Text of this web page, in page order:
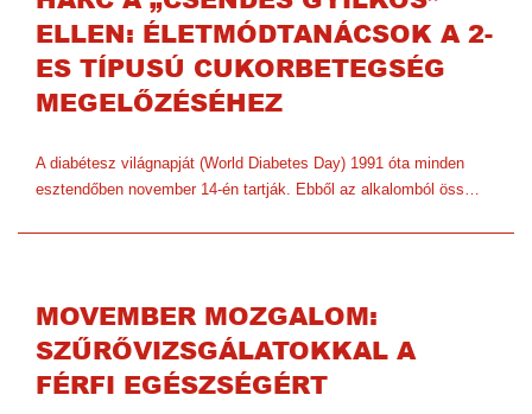
ELLEN: ÉLETMÓDTANÁCSOK A 2-
ES TÍPUSÚ CUKORBETEGSÉG
MEGELŐZÉSÉHEZ
A diabétesz világnapját (World Diabetes Day) 1991 óta minden
esztendőben november 14-én tartják. Ebből az alkalomból öss…
MOVEMBER MOZGALOM:
SZŰRŐVIZSGÁLATOKKAL A
FÉRFI EGÉSZSÉGÉRT